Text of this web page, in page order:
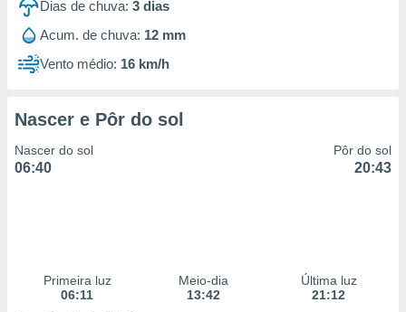
Dias de chuva: 3 dias
Acum. de chuva: 12 mm
Vento médio: 16 km/h
Nascer e Pôr do sol
Nascer do sol
06:40
Pôr do sol
20:43
Primeira luz
06:11
Meio-dia
13:42
Última luz
21:12